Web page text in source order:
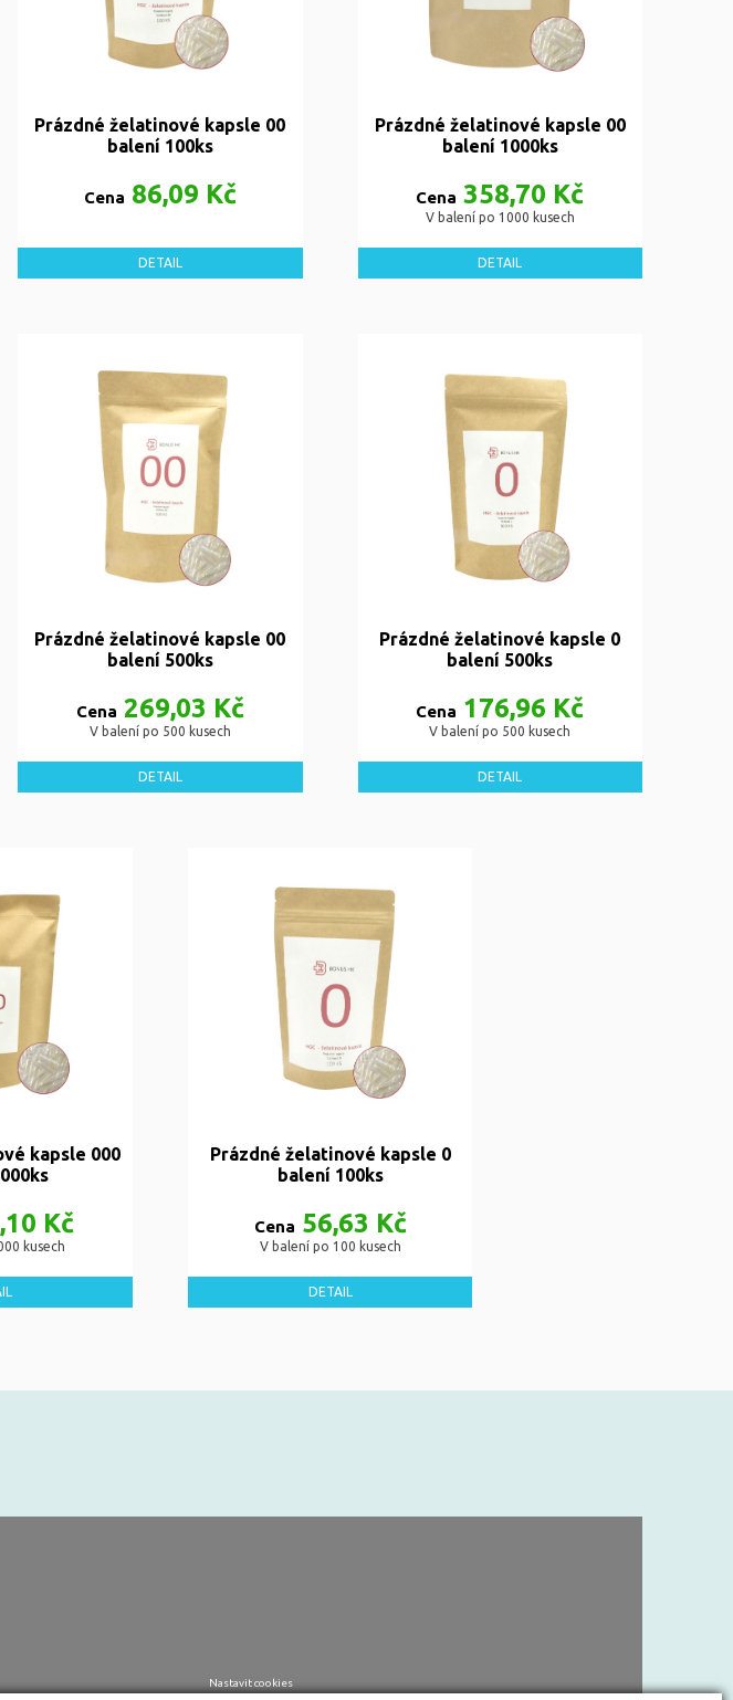
Prázdné želatinové kapsle 00
balení 100ks
Cena 86,09 Kč
DETAIL
Prázdné želatinové kapsle 00
balení 1000ks
Cena 358,70 Kč
V balení po 1000 kusech
DETAIL
Prázdné želatinové kapsle 00
balení 500ks
Cena 269,03 Kč
V balení po 500 kusech
DETAIL
Prázdné želatinové kapsle 0
balení 500ks
Cena 176,96 Kč
V balení po 500 kusech
DETAIL
kapsle 000
Kč
kusech
Prázdné želatinové kapsle 0
balení 100ks
Cena 56,63 Kč
V balení po 100 kusech
DETAIL
Nastavit cookies